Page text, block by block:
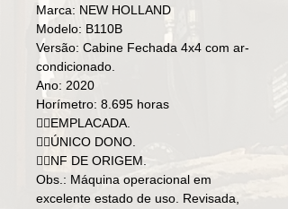
Marca: NEW HOLLAND
Modelo: B110B
Versão: Cabine Fechada 4x4 com ar-
condicionado.
Ano: 2020
Horímetro: 8.695 horas
👉🏻EMPLACADA.
👉🏻ÚNICO DONO.
👉🏻NF DE ORIGEM.
Obs.: Máquina operacional em
excelente estado de uso. Revisada,